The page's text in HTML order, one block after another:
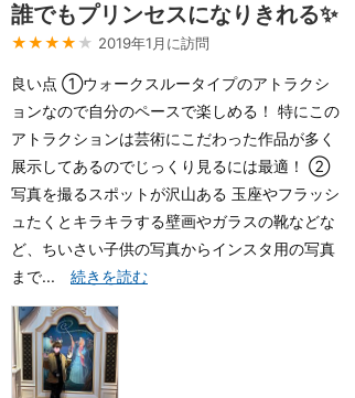
誰でもプリンセスになりきれる✨
★★★★ ★ 2019年1月に訪問
良い点 ①ウォークスルータイプのアトラクシ
ョンなので自分のペースで楽しめる！ 特にこの
アトラクションは芸術にこだわった作品が多く
展示してあるのでじっくり見るには最適！ ②
写真を撮るスポットが沢山ある 玉座やフラッシ
ュたくとキラキラする壁画やガラスの靴などな
ど、ちいさい子供の写真からインスタ用の写真
まで... 続きを読む